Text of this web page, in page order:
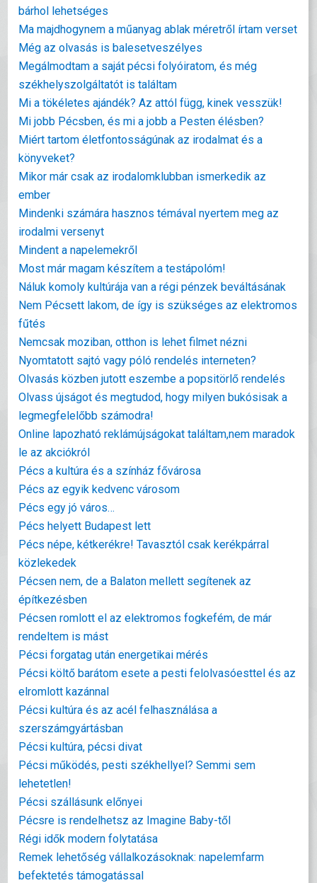
bárhol lehetséges
Ma majdhogynem a műanyag ablak méretről írtam verset
Még az olvasás is balesetveszélyes
Megálmodtam a saját pécsi folyóiratom, és még
székhelyszolgáltatót is találtam
Mi a tökéletes ajándék? Az attól függ, kinek vesszük!
Mi jobb Pécsben, és mi a jobb a Pesten élésben?
Miért tartom életfontosságúnak az irodalmat és a
könyveket?
Mikor már csak az irodalomklubban ismerkedik az
ember
Mindenki számára hasznos témával nyertem meg az
irodalmi versenyt
Mindent a napelemekről
Most már magam készítem a testápolóm!
Náluk komoly kultúrája van a régi pénzek beváltásának
Nem Pécsett lakom, de így is szükséges az elektromos
fűtés
Nemcsak moziban, otthon is lehet filmet nézni
Nyomtatott sajtó vagy póló rendelés interneten?
Olvasás közben jutott eszembe a popsitörlő rendelés
Olvass újságot és megtudod, hogy milyen bukósisak a
legmegfelelőbb számodra!
Online lapozható reklámújságokat találtam,nem maradok
le az akciókról
Pécs a kultúra és a színház fővárosa
Pécs az egyik kedvenc városom
Pécs egy jó város…
Pécs helyett Budapest lett
Pécs népe, kétkerékre! Tavasztól csak kerékpárral
közlekedek
Pécsen nem, de a Balaton mellett segítenek az
építkezésben
Pécsen romlott el az elektromos fogkefém, de már
rendeltem is mást
Pécsi forgatag után energetikai mérés
Pécsi költő barátom esete a pesti felolvasóesttel és az
elromlott kazánnal
Pécsi kultúra és az acél felhasználása a
szerszámgyártásban
Pécsi kultúra, pécsi divat
Pécsi működés, pesti székhellyel? Semmi sem
lehetetlen!
Pécsi szállásunk előnyei
Pécsre is rendelhetsz az Imagine Baby-től
Régi idők modern folytatása
Remek lehetőség vállalkozásoknak: napelemfarm
befektetés támogatással